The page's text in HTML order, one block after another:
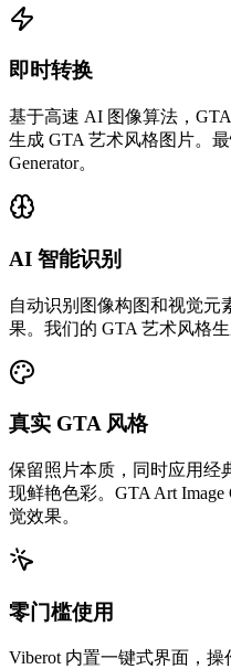
即时转换
基于高速 AI 图像算法，GTA
生成 GTA 艺术风格图片。
Generator。
AI 智能识别
自动识别图像构图和视觉元
果。我们的 GTA 艺术风格
真实 GTA 风格
保留照片本质，同时应用经
现鲜艳色彩。GTA Art Image
觉效果。
零门槛使用
Viberot 内置一键式界面，操